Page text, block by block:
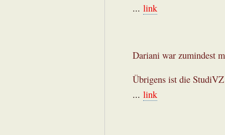
... link
Dariani war zumindest
Übrigens ist die
... link